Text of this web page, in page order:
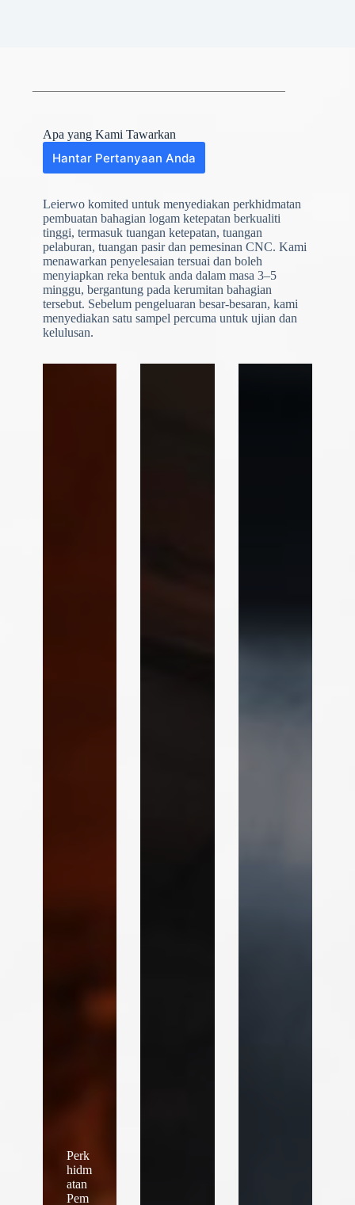
Apa yang Kami Tawarkan
Hantar Pertanyaan Anda
N
o
c
o
u
Leierwo komited untuk menyediakan perkhidmatan
pembuatan bahagian logam ketepatan berkualiti
tinggi, termasuk tuangan ketepatan, tuangan
pelaburan, tuangan pasir dan pemesinan CNC. Kami
menawarkan penyelesaian tersuai dan boleh
menyiapkan reka bentuk anda dalam masa 3–5
minggu, bergantung pada kerumitan bahagian
tersebut. Sebelum pengeluaran besar-besaran, kami
menyediakan satu sampel percuma untuk ujian dan
kelulusan.
Perk
hidm
atan
Pem